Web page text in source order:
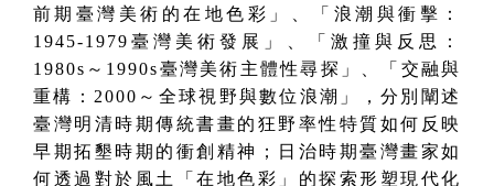
前期臺灣美術的在地色彩 」、「 浪潮與衝擊：
1945-1979臺灣美術發展 」、「 激撞與反思：
1980s～1990s臺灣美術主體性尋探 」、「 交融與
重構：2000～全球視野與數位浪潮 」，分別闡述
臺灣明清時期傳統書畫的狂野率性特質如何反映
早期拓墾時期的衝創精神；日治時期臺灣畫家如
何透過對於風土「在地色彩」的探索形塑現代化